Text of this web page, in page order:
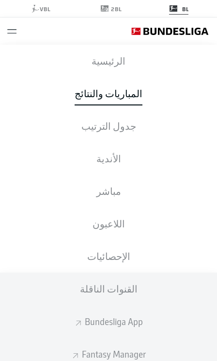
BL
2BL
VBL
الرئيسية
المباريات والنتائج
جدول الترتيب
الأندية
مباشر
اللاعبون
الإحصائيات
القنوات الناقلة
Bundesliga App
Fantasy Manager
الأخبار التشكيلات الإحصائيات
انطلاق المباراة.